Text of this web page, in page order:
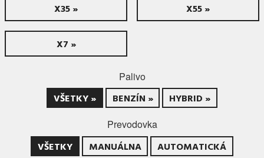
X35 » X55 »
X7 »
Palivo
VŠETKY » BENZÍN » HYBRID »
Prevodovka
VŠETKY MANUÁLNA AUTOMATICKÁ